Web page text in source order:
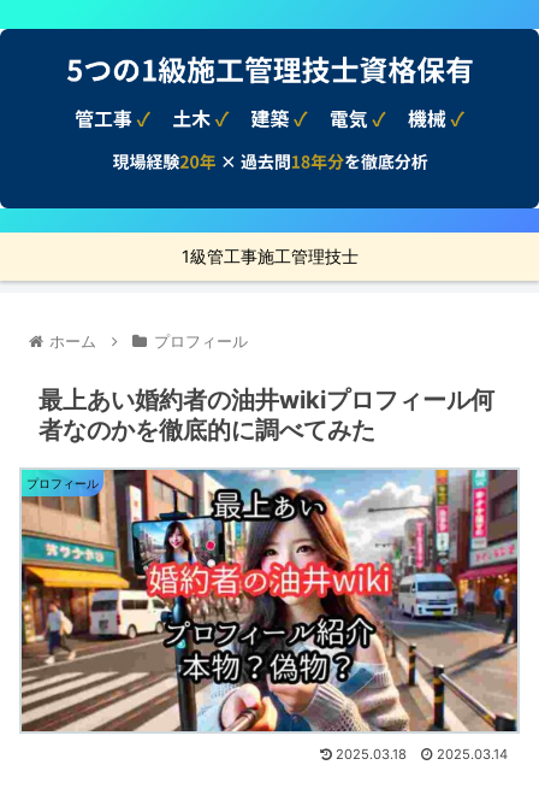
1級管工事施工管理技士
ホーム プロフィール
最上あい婚約者の油井wikiプロフィール何
者なのかを徹底的に調べてみた
プロフィール
2025.03.18 2025.03.14